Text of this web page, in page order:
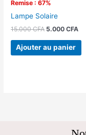
Remise : 67%
Lampe Solaire
15.000CFA 5.000CFA
Ajouter au panier